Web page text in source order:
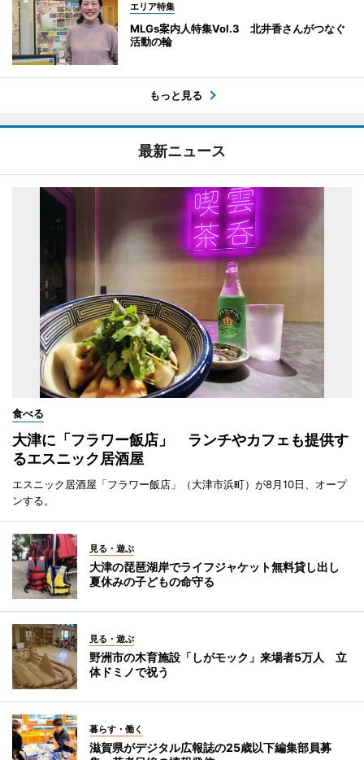
エリア特集
MLGs案内人特集Vol.3 北井香さんがつなぐ
活動の輪
もっと見る
最新ニュース
食べる
大津に「フラワー飯店」 ランチやカフェも提供す
るエスニック居酒屋
エスニック居酒屋「フラワー飯店」（大津市浜町）が8月10日、オープ
ンする。
見る・遊ぶ
大津の琵琶湖岸でライフジャケット無料貸し出し
夏休みの子どもの命守る
見る・遊ぶ
野洲市の木育施設「しがモック」来場者5万人 立
体ドミノで祝う
暮らす・働く
滋賀県がデジタル広報誌の25歳以下編集部員募